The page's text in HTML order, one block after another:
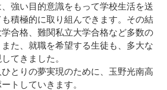
強い目的意識をもって学校生活を送
積極的に取り組んできます。その結
合格、難関私立大学合格など多数の
た、就職を希望する生徒も、多大な
てきました。
とりの夢実現のために、玉野光南高
トしていきます。